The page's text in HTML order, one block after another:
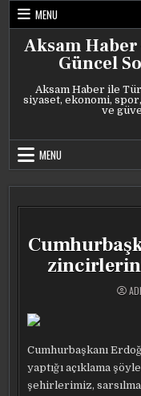
Skip
content
MENU
Aksam Haber
Güncel
Aksam Haber ile
siyaset, ekonomi,
ve
MENU
Cumhurbaşkanı
yaptığı açıklama
şehirlerimiz,